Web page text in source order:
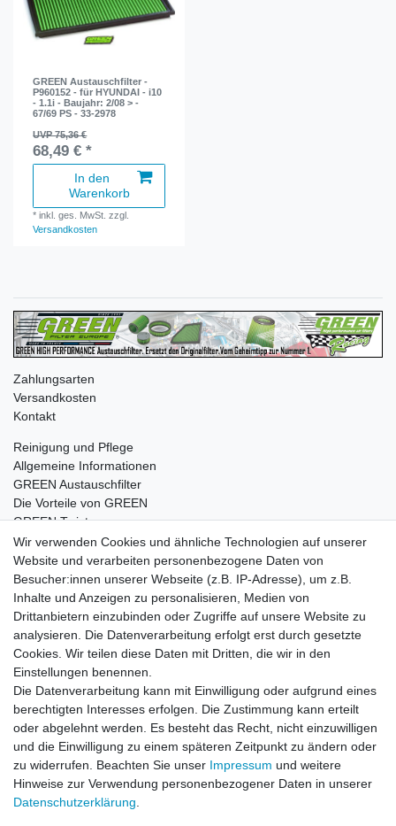
GREEN Austauschfilter -
P960152 - für HYUNDAI - i10
- 1.1i - Baujahr: 2/08 > -
67/69 PS - 33-2978
UVP 75,36 €
68,49 € *
In den
Warenkorb
*inkl. ges. MwSt. zzgl.
Versandkosten
Zahlungsarten
Versandkosten
Kontakt
Reinigung und Pflege
Allgemeine Informationen
GREEN Austauschfilter
Die Vorteile von GREEN
GREEN Twister
Impressum Daten­schutz­erklärung AGB
Barrierefreiheitserklärung Widerrufs­recht
Vertrag widerrufen Kontakt
© Copyright 2026 | Alle Rechte vorbehalten.
Wir verwenden Cookies und ähnliche Technologien auf unserer
Website und verarbeiten personenbezogene Daten von
Besucher:innen unserer Webseite (z.B. IP-Adresse), um z.B.
Inhalte und Anzeigen zu personalisieren, Medien von
Drittanbietern einzubinden oder Zugriffe auf unsere Website zu
analysieren. Die Datenverarbeitung erfolgt erst durch gesetzte
Cookies. Wir teilen diese Daten mit Dritten, die wir in den
Einstellungen benennen.
Die Datenverarbeitung kann mit Einwilligung oder aufgrund eines
berechtigten Interesses erfolgen. Die Zustimmung kann erteilt
oder abgelehnt werden. Es besteht das Recht, nicht einzuwilligen
und die Einwilligung zu einem späteren Zeitpunkt zu ändern oder
zu widerrufen. Beachten Sie unser Impressum und weitere
Hinweise zur Verwendung personenbezogener Daten in unserer
Daten­schutz­erklärung